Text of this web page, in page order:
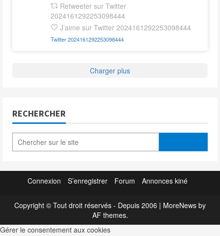
Retweeter sur Twitter
2024161292253098444
J’aime sur Twitter 2024161292253098444
Twitter2024161292253098444
Charger plus
RECHERCHER
Connexion S’enregistrer Forum Annonces kiné
Copyright © Tout droit réservés - Depuis 2006 | MoreNews by
AF themes.
Gérer le consentement aux cookies